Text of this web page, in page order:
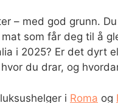
– med god grunn.
som får deg til å
i 2025? Er det dyrt
du drar, og
i Roma og